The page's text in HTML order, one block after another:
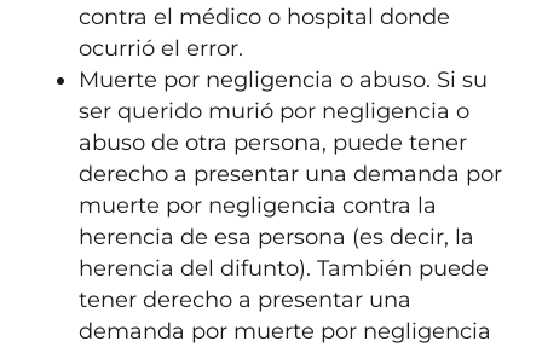
contra el médico o hospital donde
ocurrió el error.
Muerte por negligencia o abuso. Si su
ser querido murió por negligencia o
abuso de otra persona, puede tener
derecho a presentar una demanda por
muerte por negligencia contra la
herencia de esa persona (es decir, la
herencia del difunto). También puede
tener derecho a presentar una
demanda por muerte por negligencia